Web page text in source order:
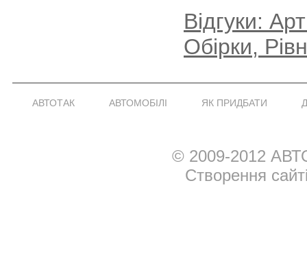
Відгуки:
Обірки,
АВТОТАК АВТОМОБІЛІ ЯК ПРИДБАТИ
© 2009-2012
Створення